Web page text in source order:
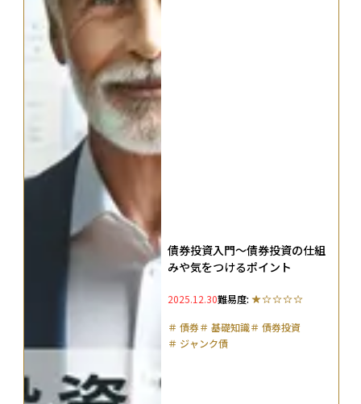
債券投資入門～債券投資の仕組
みや気をつけるポイント
2025.12.30難易度:
＃ 債券＃ 基礎知識＃ 債券投資
＃ ジャンク債